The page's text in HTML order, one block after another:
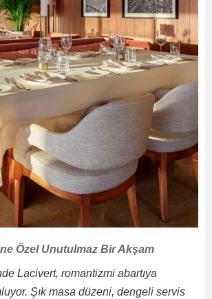
Özel Unutulmaz Bir Akşam
Lacivert, romantizmi abartıya
Şık masa düzeni, dengeli servis